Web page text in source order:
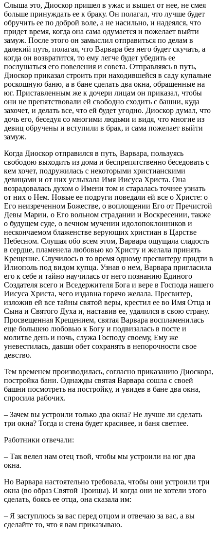
Слыша это, Диоскор пришел в ужас и вышел от нее, не смея
больше принуждать ее к браку. Он полагал, что лучше будет
обручить ее по доброй воле, а не насильно, и надеялся, что
придет время, когда она сама одумается и пожелает выйти
замуж. После этого он замыслил отправиться по делам в
далекий путь, полагая, что Варвара без него будет скучать, а
когда он возвратится, то ему легче будет убедить ее
послушаться его повеления и совета. Отправляясь в путь,
Диоскор приказал строить при находившейся в саду купальне
роскошную баню, а в бане сделать два окна, обращенные на
юг. Приставленным же к дочери лицам он приказал, чтобы
они не препятствовали ей свободно сходить с башни, куда
захочет, и делать все, что ей будет угодно. Диоскор думал, что
дочь его, беседуя со многими людьми и видя, что многие из
девиц обручены и вступили в брак, и сама пожелает выйти
замуж.
Когда Диоскор отправился в путь, Варвара, пользуясь
свободою выходить из дома и беспрепятственно беседовать с
кем хочет, подружилась с некоторыми христианскими
девицами и от них услыхала Имя Иисуса Христа. Она
возрадовалась духом о Имени том и старалась точнее узнать
от них о Нем. Новые ее подруги поведали ей все о Христе: о
Его неизреченном Божестве, о воплощении Его от Пречистой
Девы Марии, о Его вольном страдании и Воскресении, также
о будущем суде, о вечном мучении идолопоклонников и
нескончаемом блаженстве верующих христиан в Царстве
Небесном. Слушая обо всем этом, Варвара ощущала сладость
в сердце, пламенела любовью ко Христу и желала принять
Крещение. Случилось в то время одному пресвитеру придти в
Илиополь под видом купца. Узнав о нем, Варвара пригласила
его к себе и тайно научилась от него познанию Единого
Создателя всего и Вседержителя Бога и вере в Господа нашего
Иисуса Христа, чего издавна горячо желала. Пресвитер,
изложив ей все тайны святой веры, крестил ее во Имя Отца и
Сына и Святого Духа и, наставив ее, удалился в свою страну.
Просвещенная Крещением, святая Варвара воспламенилась
еще большею любовью к Богу и подвизалась в посте и
молитве день и ночь, служа Господу своему, Ему же
уневестилась, давши обет сохранять в непорочности свое
девство.
Тем временем производилась, согласно приказанию Диоскора,
постройка бани. Однажды святая Варвара сошла с своей
башни посмотреть на постройку, и увидев в бане два окна,
спросила рабочих.
– Зачем вы устроили только два окна? Не лучше ли сделать
три окна? Тогда и стена будет красивее, и баня светлее.
Работники отвечали:
– Так велел нам отец твой, чтобы мы устроили на юг два
окна.
Но Варвара настоятельно требовала, чтобы они устроили три
окна (во образ Святой Троицы). И когда они не хотели этого
сделать, боясь ее отца, она сказала им:
– Я заступлюсь за вас перед отцом и отвечаю за вас, а вы
сделайте то, что я вам приказываю.